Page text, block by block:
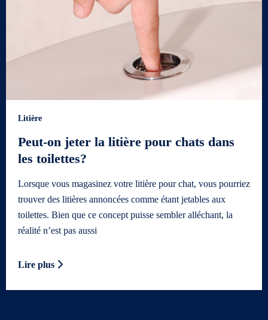
Litière
Peut-on jeter la litière pour chats dans
les toilettes?
Lorsque vous magasinez votre litière pour chat, vous pourriez
trouver des litières annoncées comme étant jetables aux
toilettes. Bien que ce concept puisse sembler alléchant, la
réalité n’est pas aussi
Lire plus